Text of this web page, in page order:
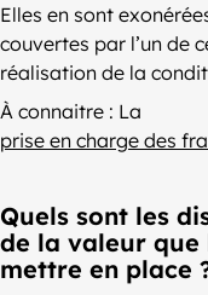
Elles en sont
couvertes par l’un de
réalisation de la
À connaitre : La
prise en charge des
Quels sont les
de la valeur que
mettre en place